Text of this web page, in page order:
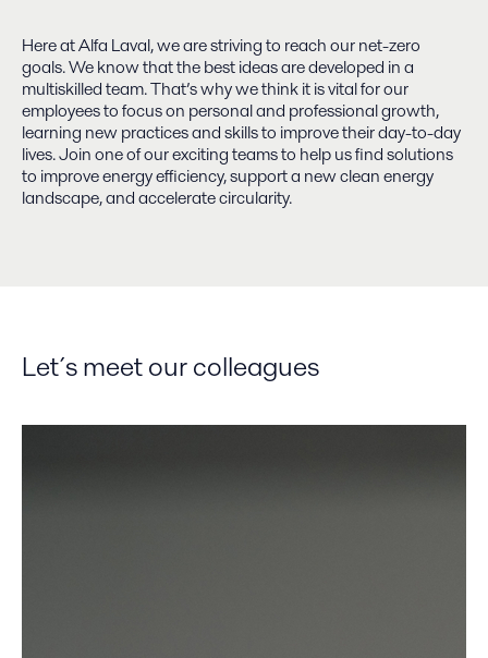
Here at Alfa Laval, we are striving to reach our net-zero
goals. We know that the best ideas are developed in a
multiskilled team. That’s why we think it is vital for our
employees to focus on personal and professional growth,
learning new practices and skills to improve their day-to-day
lives. Join one of our exciting teams to help us find solutions
to improve energy efficiency, support a new clean energy
landscape, and accelerate circularity.
Let´s meet our colleagues